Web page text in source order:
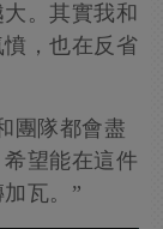
。其實我和
，也在反省
團隊都會盡
望能在這件
瓦。”